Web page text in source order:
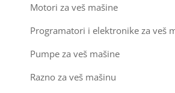
Motori za veš mašine
Programatori i elektronike za veš
Pumpe za veš mašine
Razno za veš mašinu